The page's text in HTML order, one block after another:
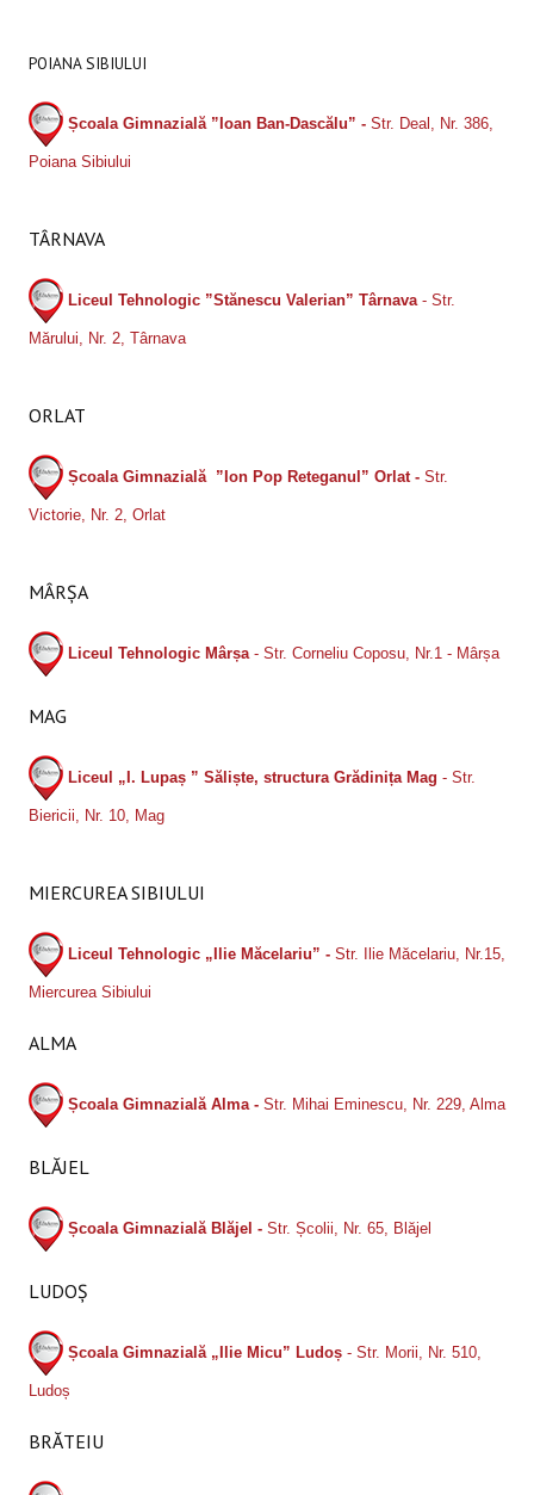
POIANA SIBIULUI
Școala Gimnazială ”Ioan Ban-Dascălu” - Str. Deal, Nr. 386,
Poiana Sibiului
TÂRNAVA
Liceul Tehnologic ”Stănescu Valerian” Târnava - Str.
Mărului, Nr. 2, Târnava
ORLAT
Școala Gimnazială ”Ion Pop Reteganul” Orlat - Str.
Victorie, Nr. 2, Orlat
MÂRȘA
Liceul Tehnologic Mârșa - Str. Corneliu Coposu, Nr.1 - Mârșa
MAG
Liceul „I. Lupaș ” Săliște, structura Grădinița Mag - Str.
Biericii, Nr. 10, Mag
MIERCUREA SIBIULUI
Liceul Tehnologic „Ilie Măcelariu” - Str. Ilie Măcelariu, Nr.15,
Miercurea Sibiului
ALMA
Școala Gimnazială Alma - Str. Mihai Eminescu, Nr. 229, Alma
BLĂJEL
Școala Gimnazială Blăjel - Str. Școlii, Nr. 65, Blăjel
LUDOȘ
Școala Gimnazială „Ilie Micu” Ludoș - Str. Morii, Nr. 510,
Ludoș
BRĂTEIU